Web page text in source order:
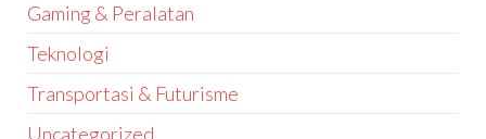
Gaming & Peralatan
Teknologi
Transportasi & Futurisme
Uncategorized